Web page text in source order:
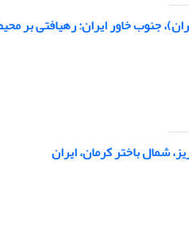
جنوب خاور ایران: رهیافتی بر
شمال باختر کرمان، ایران